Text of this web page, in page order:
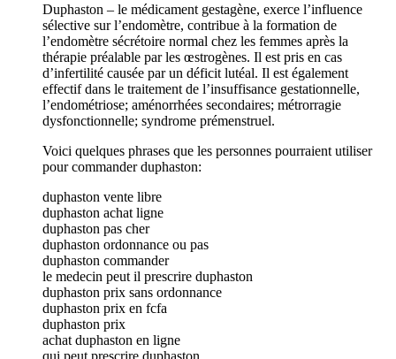
Duphaston – le médicament gestagène, exerce l’influence
sélective sur l’endomètre, contribue à la formation de
l’endomètre sécrétoire normal chez les femmes après la
thérapie préalable par les œstrogènes. Il est pris en cas
d’infertilité causée par un déficit lutéal. Il est également
effectif dans le traitement de l’insuffisance gestationnelle,
l’endométriose; aménorrhées secondaires; métrorragie
dysfonctionnelle; syndrome prémenstruel.
Voici quelques phrases que les personnes pourraient utiliser
pour commander duphaston:
duphaston vente libre
duphaston achat ligne
duphaston pas cher
duphaston ordonnance ou pas
duphaston commander
le medecin peut il prescrire duphaston
duphaston prix sans ordonnance
duphaston prix en fcfa
duphaston prix
achat duphaston en ligne
qui peut prescrire duphaston